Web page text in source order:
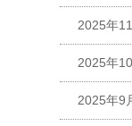
2025年
2025年
2025年9